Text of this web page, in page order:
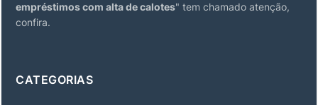
empréstimos com alta de calotes" tem chamado atenção,
confira.
CATEGORIAS